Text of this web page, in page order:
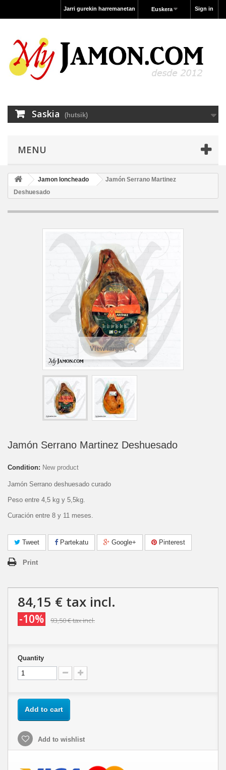
Sign in
Euskera
Jarri gurekin harremanetan
Saskia (hutsik)
MENU
Jamon loncheado
Jamón Serrano Martinez
Deshuesado
View larger
Jamón Serrano Martinez Deshuesado
Condition: New product
Jamón Serrano deshuesado curado
Peso entre 4,5 kg y 5,5kg.
Curación entre 8 y 11 meses.
Tweet Partekatu Google+ Pinterest
Print
84,15 € tax incl.
-10% 93,50 €tax incl.
Quantity
Add to cart
Add to wishlist